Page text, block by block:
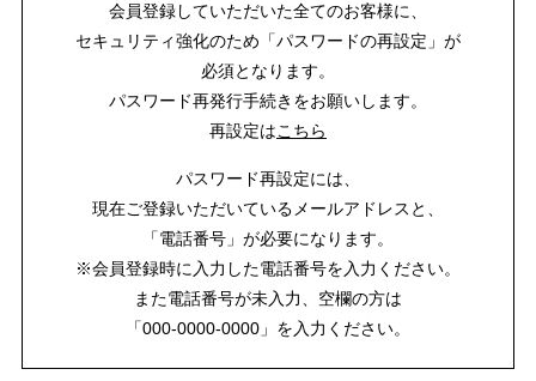
会員登録していただいた全てのお客様に、
セキュリティ強化のため「パスワードの再設定」が
必須となります。
パスワード再発行手続きをお願いします。
再設定はこちら
パスワード再設定には、
現在ご登録いただいているメールアドレスと、
「電話番号」が必要になります。
※会員登録時に入力した電話番号を入力ください。
また電話番号が未入力、空欄の方は
「000-0000-0000」を入力ください。